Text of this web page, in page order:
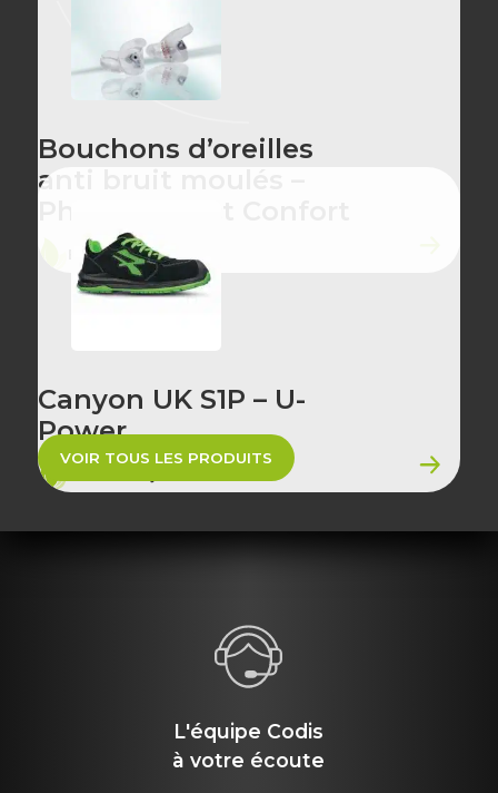
Bouchons d’oreilles
anti bruit moulés –
ÉCO-CONÇU
Canyon UK S1P – U-
Power
VOIR TOUS LES PRODUITS
L'équipe Codis
à votre écoute